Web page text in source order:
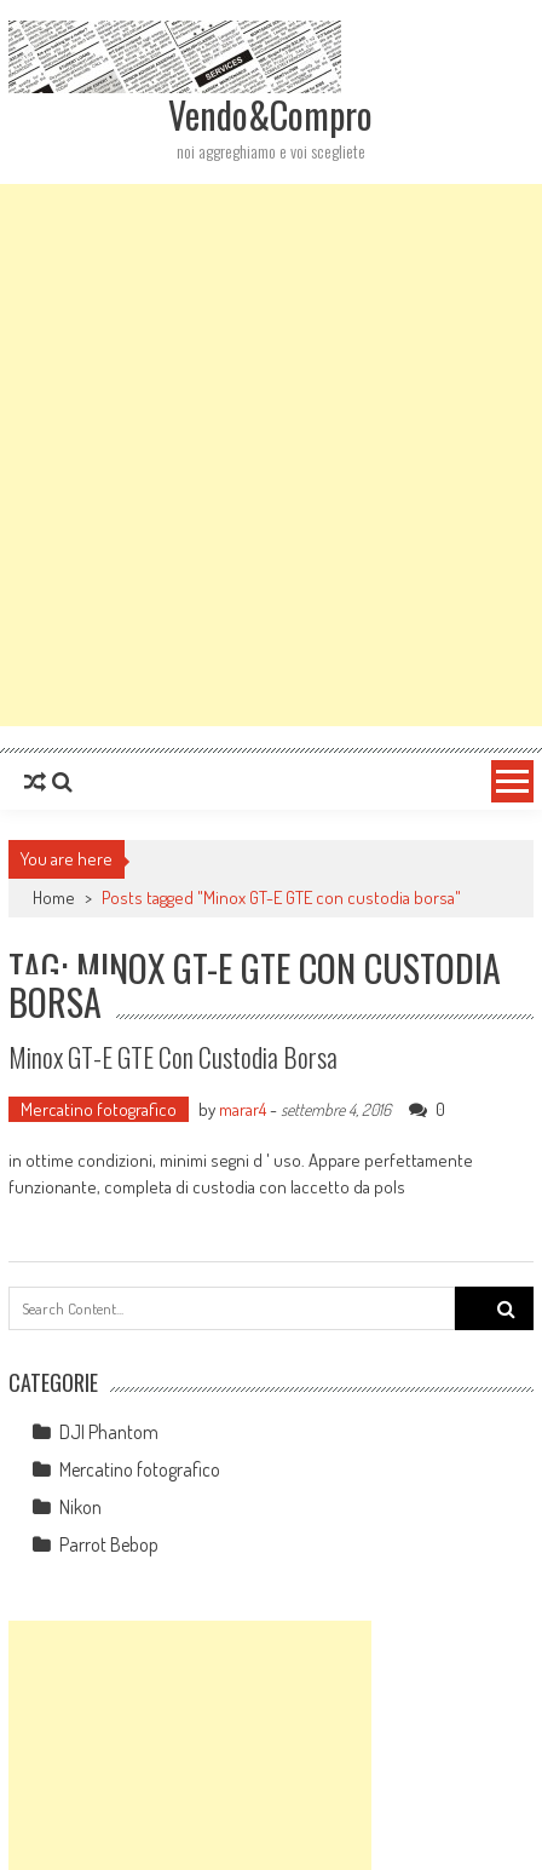
Vendo&Compro
noi aggreghiamo e voi scegliete
You are here
Home > Posts tagged "Minox GT-E GTE con custodia borsa"
TAG: MINOX GT-E GTE CON CUSTODIA
BORSA
Minox GT-E GTE Con Custodia Borsa
Mercatino fotografico by marar4- settembre 4, 2016 0
in ottime condizioni, minimi segni d ' uso. Appare perfettamente
funzionante, completa di custodia con laccetto da pols
Search
for:
CATEGORIE
DJI Phantom
Mercatino fotografico
Nikon
Parrot Bebop